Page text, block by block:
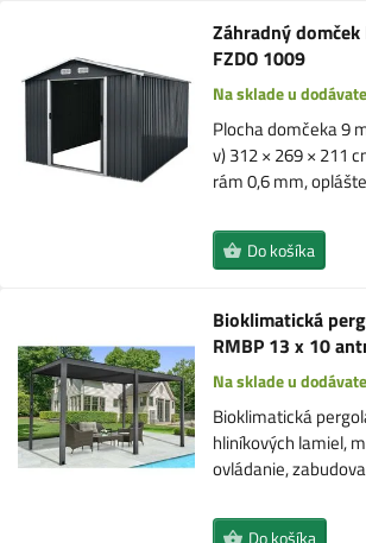
Záhradný domček
FZDO 1009
Na sklade u
Plocha domčeka 9
v) 312 × 269 × 211
rám 0,6 mm,
Do košíka
Bioklimatická
RMBP 13 x 10
Na sklade u
Bioklimatická
hliníkových lamiel,
ovládanie,
Do košíka